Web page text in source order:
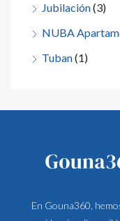
Jubilación(3)
NUBA
Tuban(1)
En Gouna360,